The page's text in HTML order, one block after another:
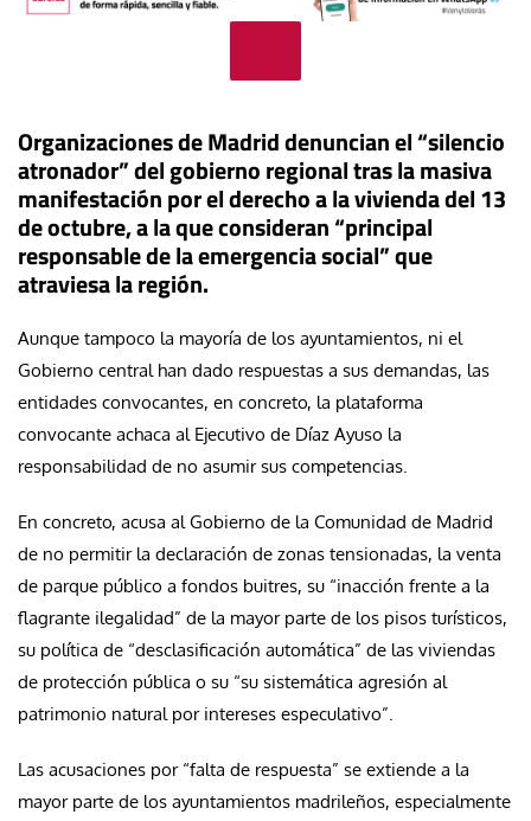
Organizaciones de Madrid denuncian el “silencio
atronador” del gobierno regional tras la masiva
manifestación por el derecho a la vivienda del 13
de octubre, a la que consideran “principal
responsable de la emergencia social” que
atraviesa la región.
Aunque tampoco la mayoría de los ayuntamientos, ni el
Gobierno central han dado respuestas a sus demandas, las
entidades convocantes, en concreto, la plataforma
convocante achaca al Ejecutivo de Díaz Ayuso la
responsabilidad de no asumir sus competencias.
En concreto, acusa al Gobierno de la Comunidad de Madrid
de no permitir la declaración de zonas tensionadas, la venta
de parque público a fondos buitres, su “inacción frente a la
flagrante ilegalidad” de la mayor parte de los pisos turísticos,
su política de “desclasificación automática” de las viviendas
de protección pública o su “su sistemática agresión al
patrimonio natural por intereses especulativo”.
Las acusaciones por “falta de respuesta” se extiende a la
mayor parte de los ayuntamientos madrileños, especialmente